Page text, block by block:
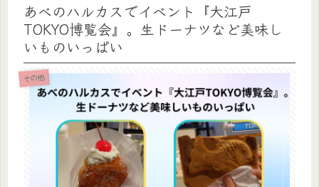
あべのハルカスでイベント『大江戸
TOKYO博覧会』。生ドーナツなど美味し
いものいっぱい
その他